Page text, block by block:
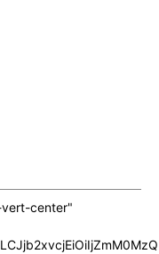
vert-center"